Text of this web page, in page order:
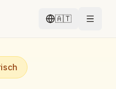
🇦🇹